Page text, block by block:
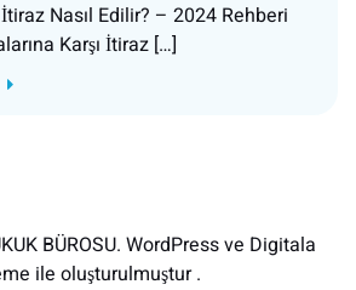
Nasıl Edilir? – 2024 Rehberi
Karşı İtiraz […]
BÜROSU. WordPress ve Digitala
ile oluşturulmuştur .